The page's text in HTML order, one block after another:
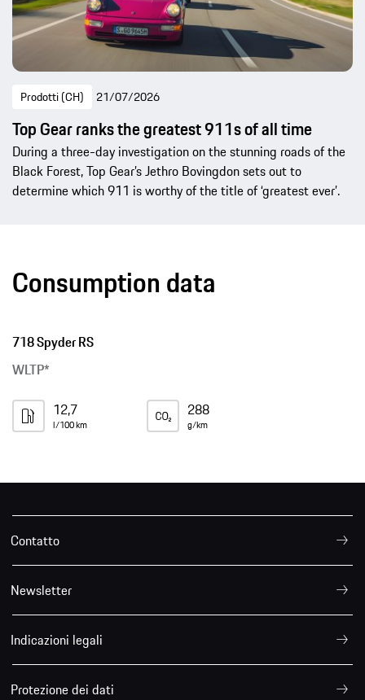
Prodotti (CH) 21/07/2026
Top Gear ranks the greatest 911s of all time
During a three-day investigation on the stunning roads of the
Black Forest, Top Gear’s Jethro Bovingdon sets out to
determine which 911 is worthy of the title of ‘greatest ever’.
Consumption data
718 Spyder RS
WLTP*
12,7
l/100 km
288
g/km
Contatto
Newsletter
Indicazioni legali
Protezione dei dati